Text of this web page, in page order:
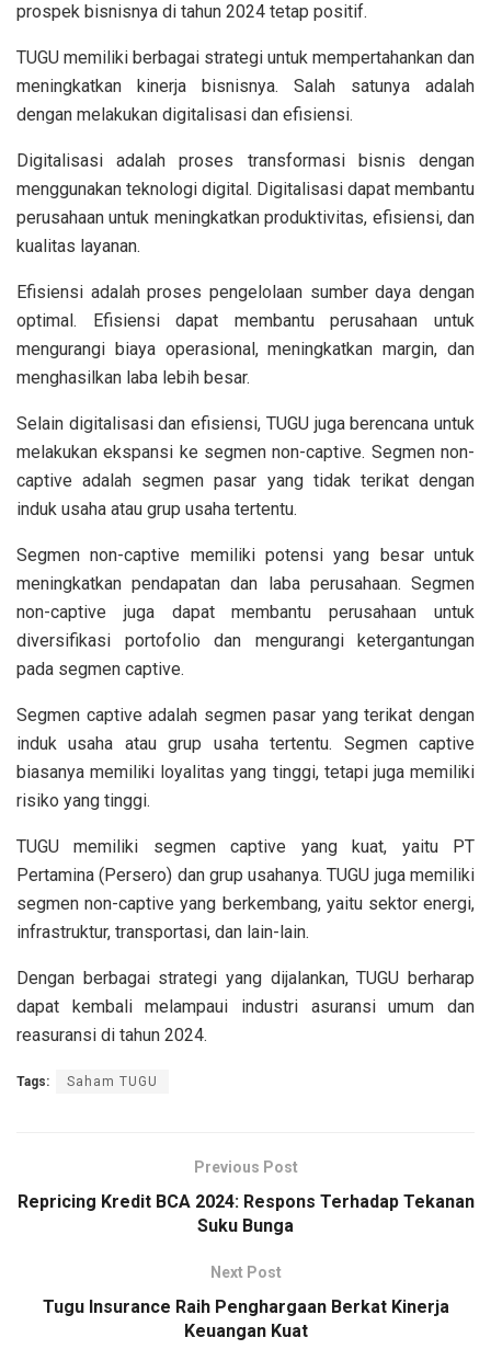
prospek bisnisnya di tahun 2024 tetap positif.
TUGU memiliki berbagai strategi untuk mempertahankan dan
meningkatkan kinerja bisnisnya. Salah satunya adalah
dengan melakukan digitalisasi dan efisiensi.
Digitalisasi adalah proses transformasi bisnis dengan
menggunakan teknologi digital. Digitalisasi dapat membantu
perusahaan untuk meningkatkan produktivitas, efisiensi, dan
kualitas layanan.
Efisiensi adalah proses pengelolaan sumber daya dengan
optimal. Efisiensi dapat membantu perusahaan untuk
mengurangi biaya operasional, meningkatkan margin, dan
menghasilkan laba lebih besar.
Selain digitalisasi dan efisiensi, TUGU juga berencana untuk
melakukan ekspansi ke segmen non-captive. Segmen non-
captive adalah segmen pasar yang tidak terikat dengan
induk usaha atau grup usaha tertentu.
Segmen non-captive memiliki potensi yang besar untuk
meningkatkan pendapatan dan laba perusahaan. Segmen
non-captive juga dapat membantu perusahaan untuk
diversifikasi portofolio dan mengurangi ketergantungan
pada segmen captive.
Segmen captive adalah segmen pasar yang terikat dengan
induk usaha atau grup usaha tertentu. Segmen captive
biasanya memiliki loyalitas yang tinggi, tetapi juga memiliki
risiko yang tinggi.
TUGU memiliki segmen captive yang kuat, yaitu PT
Pertamina (Persero) dan grup usahanya. TUGU juga memiliki
segmen non-captive yang berkembang, yaitu sektor energi,
infrastruktur, transportasi, dan lain-lain.
Dengan berbagai strategi yang dijalankan, TUGU berharap
dapat kembali melampaui industri asuransi umum dan
reasuransi di tahun 2024.
Tags: Saham TUGU
Previous Post
Repricing Kredit BCA 2024: Respons Terhadap Tekanan
Suku Bunga
Next Post
Tugu Insurance Raih Penghargaan Berkat Kinerja
Keuangan Kuat